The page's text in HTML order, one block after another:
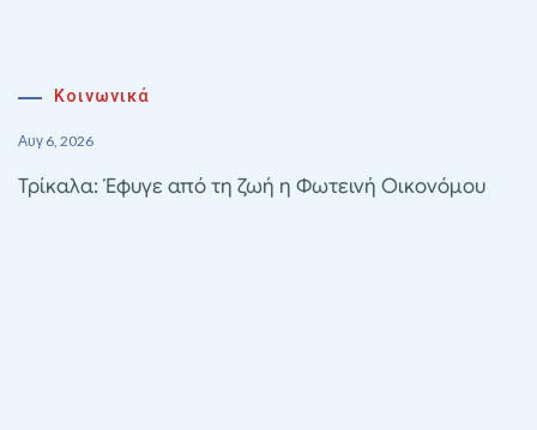
Κοινωνικά
Αυγ 6, 2026
Τρίκαλα: Έφυγε από τη ζωή η Φωτεινή Οικονόμου